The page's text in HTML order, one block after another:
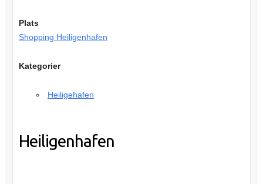
Plats
Shopping Heiligenhafen
Kategorier
Heiligehafen
Heiligenhafen